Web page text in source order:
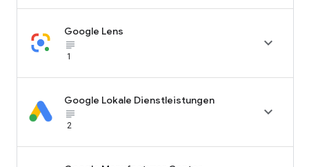
Google Lens
subject_black
1

Google Lokale Dienstleistungen
subject_black
2
